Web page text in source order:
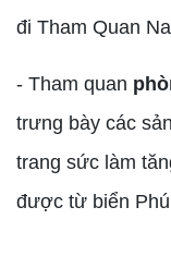
đi Tham Quan
- Tham quan
trưng bày các
trang sức làm
được từ biển